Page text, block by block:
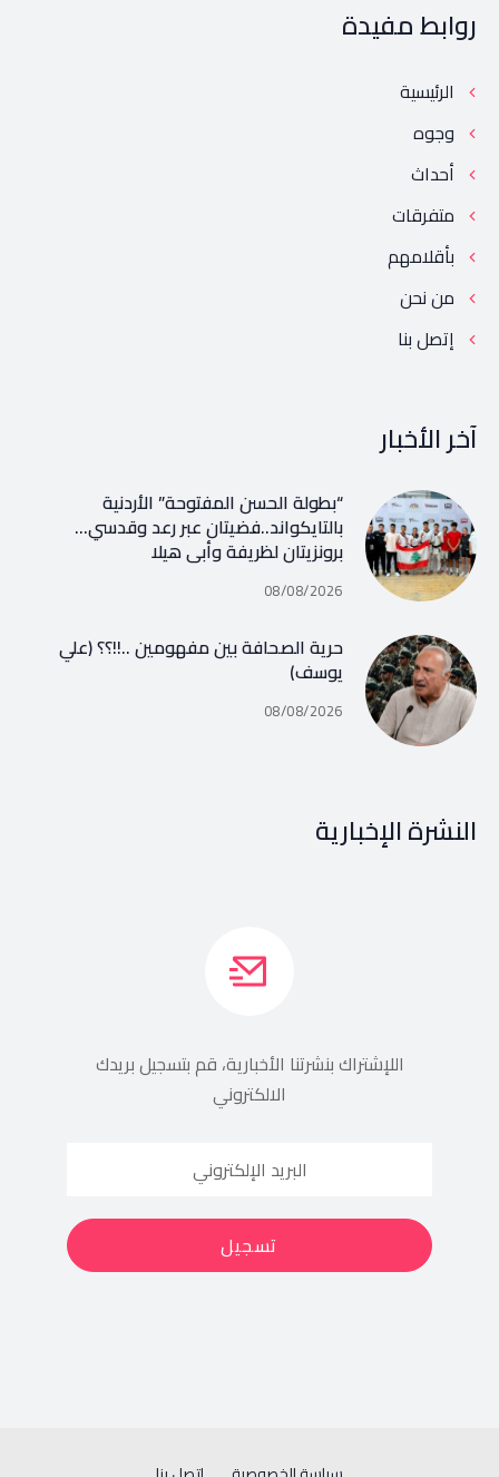
روابط مفيدة
الرئيسية
وجوه
أحداث
متفرقات
بأقلامهم
من نحن
إتصل بنا
آخر الأخبار
“بطولة الحسن المفتوحة” الأردنية
بالتايكواند..فضيتان عبر رعد وقدسي…
برونزيتان لظريفة وأبي هيلا
08/08/2026
حرية الصحافة بين مفهومين ..!!؟؟ (علي
يوسف)
08/08/2026
النشرة الإخبارية
اللإشتراك بنشرتنا الأخبارية، قم بتسجيل بريدك
الالكتروني